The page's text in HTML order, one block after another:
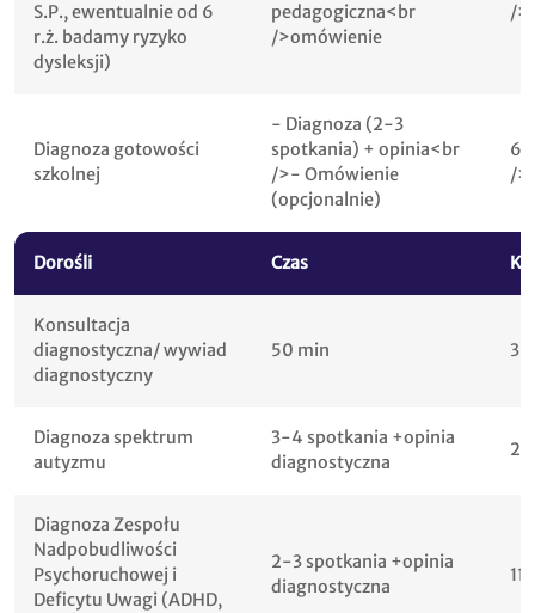
S.P., ewentualnie od 6
r.ż. badamy ryzyko
dysleksji)
pedagogiczna<br
/>omówienie
/
Diagnoza gotowości
szkolnej
- Diagnoza (2-3
spotkania) + opinia<br
/>- Omówienie
(opcjonalnie)
/
Dorośli Czas
Konsultacja
diagnostyczna/ wywiad
diagnostyczny
50 min
Diagnoza spektrum
autyzmu
3-4 spotkania +opinia
diagnostyczna
Diagnoza Zespołu
Nadpobudliwości
Psychoruchowej i
Deficytu Uwagi (ADHD,
2-3 spotkania +opinia
diagnostyczna